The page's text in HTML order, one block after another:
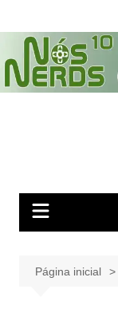
para
conteúdo
Página inicial